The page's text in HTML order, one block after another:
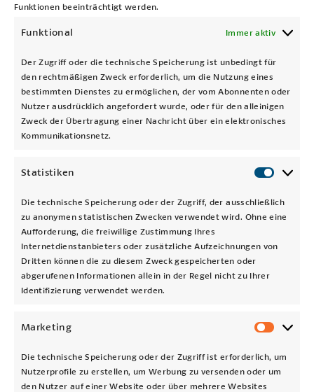
Funktionen beeinträchtigt werden.
Funktional Immer aktiv
Der Zugriff oder die technische Speicherung ist unbedingt für
den rechtmäßigen Zweck erforderlich, um die Nutzung eines
bestimmten Dienstes zu ermöglichen, der vom Abonnenten oder
Nutzer ausdrücklich angefordert wurde, oder für den alleinigen
Zweck der Übertragung einer Nachricht über ein elektronisches
Kommunikationsnetz.
Statistiken
Die technische Speicherung oder der Zugriff, der ausschließlich
zu anonymen statistischen Zwecken verwendet wird. Ohne eine
Aufforderung, die freiwillige Zustimmung Ihres
Internetdienstanbieters oder zusätzliche Aufzeichnungen von
Dritten können die zu diesem Zweck gespeicherten oder
abgerufenen Informationen allein in der Regel nicht zu Ihrer
Identifizierung verwendet werden.
Marketing
Die technische Speicherung oder der Zugriff ist erforderlich, um
Nutzerprofile zu erstellen, um Werbung zu versenden oder um
den Nutzer auf einer Website oder über mehrere Websites
Biel-Kinzig AG
Postfach 133
CH-6463 Bürglen
041 870 26 35
mail@biel-kinzigag.ch
Facebook
Instagram
X YouTube
Luftseilbahn:041 870 26 35